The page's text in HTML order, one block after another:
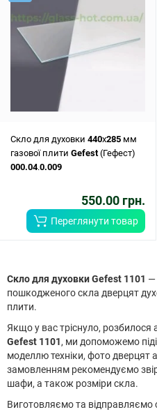
Скло для духовки 440x285 мм
газової плити Gefest(Гефест)
000.04.0.009
550.00 грн.
Переглянути товар
Скло для духовки Gefest 1101 —
пошкодженого скла дверцят
плити.
Якщо у вас тріснуло,
Gefest 1101, ми допоможемо
моделлю техніки, фото дверцят
замовленням рекомендуємо
шафи, а також розміри скла.
Виготовляємо та відправляємо